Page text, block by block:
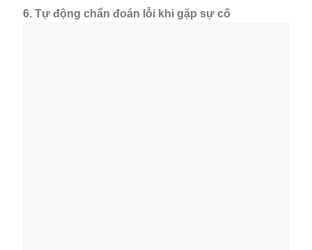
6. Tự động chẩn đoán lỗi khi gặp sự cố